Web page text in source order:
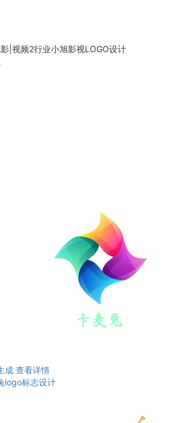
|视频2行业小旭影视LOGO设计
成 查看详情
logo标志设计